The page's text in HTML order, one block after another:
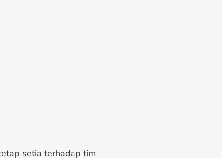
setia terhadap tim